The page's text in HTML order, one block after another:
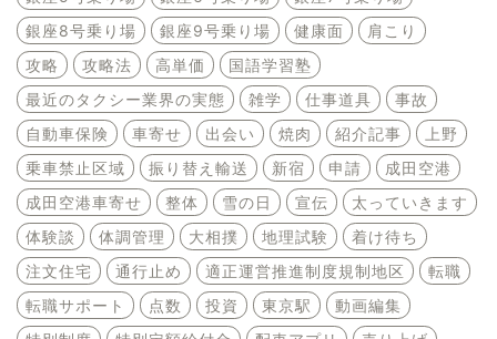
銀座8号乗り場
銀座9号乗り場 健康面
肩こり
攻略
攻略法 高単価
国語学習塾
最近のタクシー業界の実態
雑学 仕事道具
事故
自動車保険
車寄せ 出会い 焼肉 紹介記事
上野
乗車禁止区域
振り替え輸送 新宿 申請
成田空港
成田空港車寄せ
整体 雪の日 宣伝
太っていきます
体験談
体調管理 大相撲 地理試験
着け待ち
注文住宅
通行止め 適正運営推進制度規制地区
転職
転職サポート
点数 投資 東京駅
動画編集